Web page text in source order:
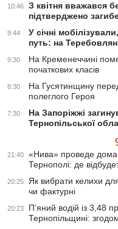
10:46
З квітня вважався
підтверджено
9:44
У січні
путь: на
9:30
На Кременеччині
початкових класів
8:30
На Гусятинщину
полеглого Героя
7:30
На Запоріжжі
Тернопільської
21:40
«Нива» проведе
Тернополі: де
20:25
Як вибрати келихи
чи фактурні
20:23
П’яний водій із 3,48
Тернопільщині: